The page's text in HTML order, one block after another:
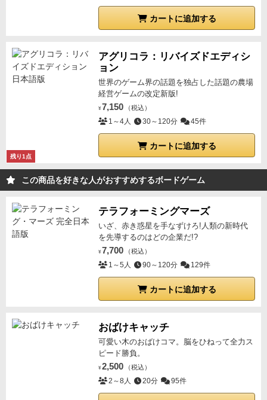
カートに追加する
残り1点
アグリコラ：リバイズドエディシ
ョン
世界のゲーム界の話題を独占した話題の農場
経営ゲームの改定新版!
¥ 7,150 （税込）
1～4人 30～120分 45件
カートに追加する
この商品を好きな人がおすすめするボードゲーム
テラフォーミングマーズ
いざ、赤き惑星を手なずけろ!人類の新時代
を先導するのはどの企業だ!?
¥ 7,700 （税込）
1～5人 90～120分 129件
カートに追加する
おばけキャッチ
可愛い木のおばけコマ。脳をひねって全力ス
ピード勝負。
¥ 2,500 （税込）
2～8人 20分 95件